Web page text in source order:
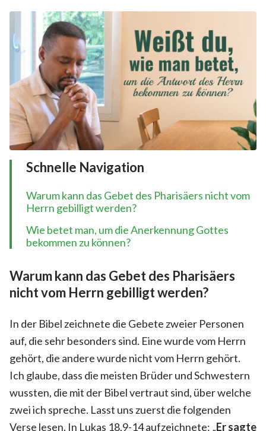
Schnelle Navigation
Warum kann das Gebet des Pharisäers nicht vom
Herrn gebilligt werden?
Wie betet man, um die Anerkennung Gottes
bekommen zu können?
Warum kann das Gebet des Pharisäers
nicht vom Herrn gebilligt werden?
In der Bibel zeichnete die Gebete zweier Personen
auf, die sehr besonders sind. Eine wurde vom Herrn
gehört, die andere wurde nicht vom Herrn gehört.
Ich glaube, dass die meisten Brüder und Schwestern
wussten, die mit der Bibel vertraut sind, über welche
zwei ich spreche. Lasst uns zuerst die folgenden
Verse lesen. In Lukas 18,9-14 aufzeichnete: „Er sagte